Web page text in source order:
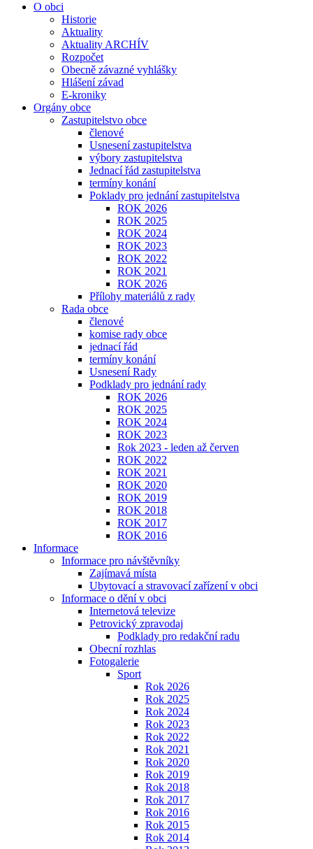
O obci
Historie
Aktuality
Aktuality ARCHÍV
Rozpočet
Obecně závazné vyhlášky
Hlášení závad
E-kroniky
Orgány obce
Zastupitelstvo obce
členové
Usnesení zastupitelstva
výbory zastupitelstva
Jednací řád zastupitelstva
termíny konání
Poklady pro jednání zastupitelstva
ROK 2026
ROK 2025
ROK 2024
ROK 2023
ROK 2022
ROK 2021
ROK 2026
Přílohy materiálů z rady
Rada obce
členové
komise rady obce
jednací řád
termíny konání
Usnesení Rady
Podklady pro jednání rady
ROK 2026
ROK 2025
ROK 2024
ROK 2023
Rok 2023 - leden až červen
ROK 2022
ROK 2021
ROK 2020
ROK 2019
ROK 2018
ROK 2017
ROK 2016
Informace
Informace pro návštěvníky
Zajímavá místa
Ubytovací a stravovací zařízení v obci
Informace o dění v obci
Internetová televize
Petrovický zpravodaj
Podklady pro redakční radu
Obecní rozhlas
Fotogalerie
Sport
Rok 2026
Rok 2025
Rok 2024
Rok 2023
Rok 2022
Rok 2021
Rok 2020
Rok 2019
Rok 2018
Rok 2017
Rok 2016
Rok 2015
Rok 2014